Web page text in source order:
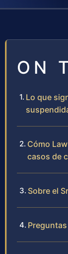
ON
Lo que
Cómo
casos de
Sobre el